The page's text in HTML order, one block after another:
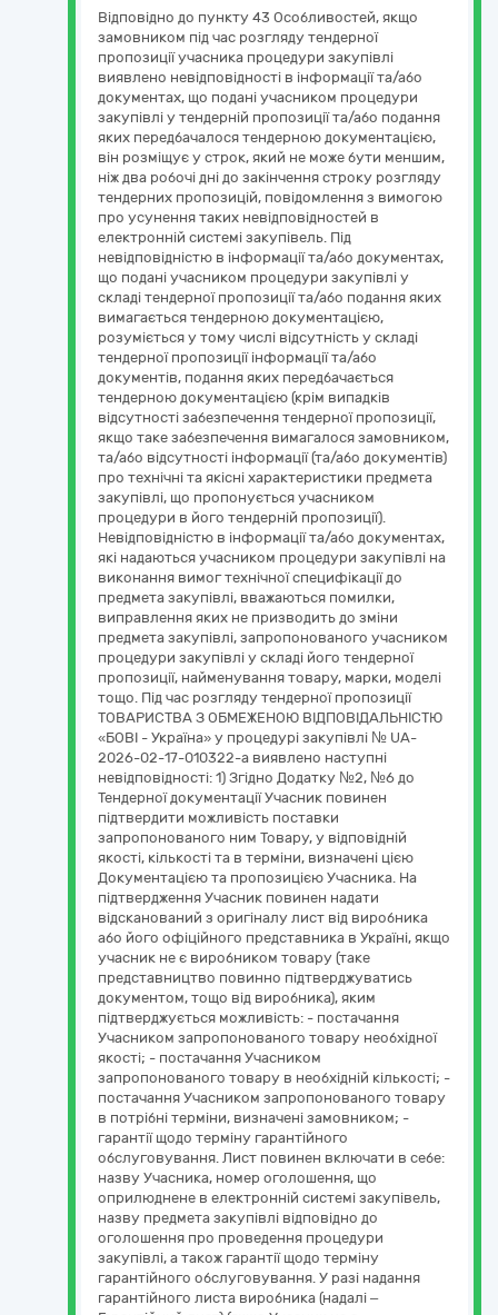
Відповідно до пункту 43 Особливостей, якщо
замовником під час розгляду тендерної
пропозиції учасника процедури закупівлі
виявлено невідповідності в інформації та/або
документах, що подані учасником процедури
закупівлі у тендерній пропозиції та/або подання
яких передбачалося тендерною документацією,
він розміщує у строк, який не може бути меншим,
ніж два робочі дні до закінчення строку розгляду
тендерних пропозицій, повідомлення з вимогою
про усунення таких невідповідностей в
електронній системі закупівель. Під
невідповідністю в інформації та/або документах,
що подані учасником процедури закупівлі у
складі тендерної пропозиції та/або подання яких
вимагається тендерною документацією,
розуміється у тому числі відсутність у складі
тендерної пропозиції інформації та/або
документів, подання яких передбачається
тендерною документацією (крім випадків
відсутності забезпечення тендерної пропозиції,
якщо таке забезпечення вимагалося замовником,
та/або відсутності інформації (та/або документів)
про технічні та якісні характеристики предмета
закупівлі, що пропонується учасником
процедури в його тендерній пропозиції).
Невідповідністю в інформації та/або документах,
які надаються учасником процедури закупівлі на
виконання вимог технічної специфікації до
предмета закупівлі, вважаються помилки,
виправлення яких не призводить до зміни
предмета закупівлі, запропонованого учасником
процедури закупівлі у складі його тендерної
пропозиції, найменування товару, марки, моделі
тощо. Під час розгляду тендерної пропозиції
ТОВАРИСТВА З ОБМЕЖЕНОЮ ВІДПОВІДАЛЬНІСТЮ
«БОВІ - Україна» у процедурі закупівлі № UA-
2026-02-17-010322-a виявлено наступні
невідповідності: 1) Згідно Додатку №2, №6 до
Тендерної документації Учасник повинен
підтвердити можливість поставки
запропонованого ним Товару, у відповідній
якості, кількості та в терміни, визначені цією
Документацією та пропозицією Учасника. На
підтвердження Учасник повинен надати
відсканований з оригіналу лист від виробника
або його офіційного представника в Україні, якщо
учасник не є виробником товару (таке
представництво повинно підтверджуватись
документом, тощо від виробника), яким
підтверджується можливість: - постачання
Учасником запропонованого товару необхідної
якості; - постачання Учасником
запропонованого товару в необхідній кількості; -
постачання Учасником запропонованого товару
в потрібні терміни, визначені замовником; -
гарантії щодо терміну гарантійного
обслуговування. Лист повинен включати в себе:
назву Учасника, номер оголошення, що
оприлюднене в електронній системі закупівель,
назву предмета закупівлі відповідно до
оголошення про проведення процедури
закупівлі, а також гарантії щодо терміну
гарантійного обслуговування. У разі надання
гарантійного листа виробника (надалі –